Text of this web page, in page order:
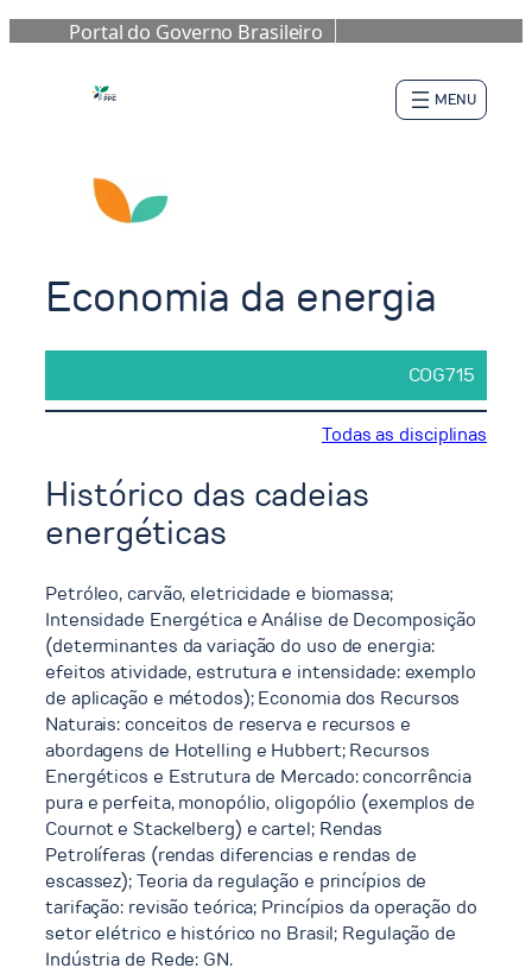
Portal do Governo Brasileiro
Economia da energia
COG715
Todas as disciplinas
Histórico das cadeias
energéticas
Petróleo, carvão, eletricidade e biomassa;
Intensidade Energética e Análise de Decomposição
(determinantes da variação do uso de energia:
efeitos atividade, estrutura e intensidade: exemplo
de aplicação e métodos); Economia dos Recursos
Naturais: conceitos de reserva e recursos e
abordagens de Hotelling e Hubbert; Recursos
Energéticos e Estrutura de Mercado: concorrência
pura e perfeita, monopólio, oligopólio (exemplos de
Cournot e Stackelberg) e cartel; Rendas
Petrolíferas (rendas diferencias e rendas de
escassez); Teoria da regulação e princípios de
tarifação: revisão teórica; Princípios da operação do
setor elétrico e histórico no Brasil; Regulação de
Indústria de Rede: GN.